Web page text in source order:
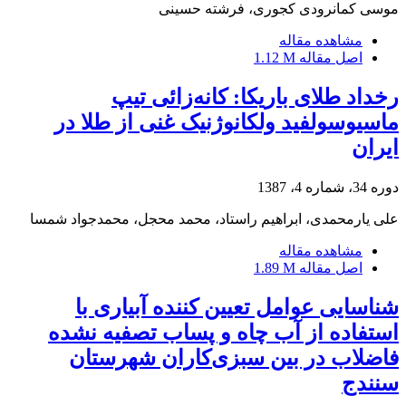
موسی کمانرودی کجوری، فرشته حسینی
مشاهده مقاله
اصل مقاله 1.12 M
رخداد طلای باریکا: کانه‌زائی تیپ
ماسیوسولفید ولکانوژنیک غنی از طلا در
ایران
دوره 34، شماره 4، 1387
علی یارمحمدی، ابراهیم راستاد، محمد محجل، محمدجواد شمسا
مشاهده مقاله
اصل مقاله 1.89 M
شناسایی عوامل تعیین کننده آبیاری با
استفاده از آب چاه و پساب تصفیه نشده
فاضلاب در بین سبزی‌کاران شهرستان
سنندج